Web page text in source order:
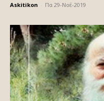
Askitikon Πα 29-Νοέ-2019